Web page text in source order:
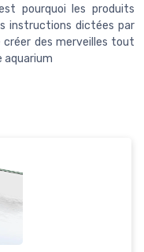
pourquoi les produits
instructions dictées par
des merveilles tout
aquarium